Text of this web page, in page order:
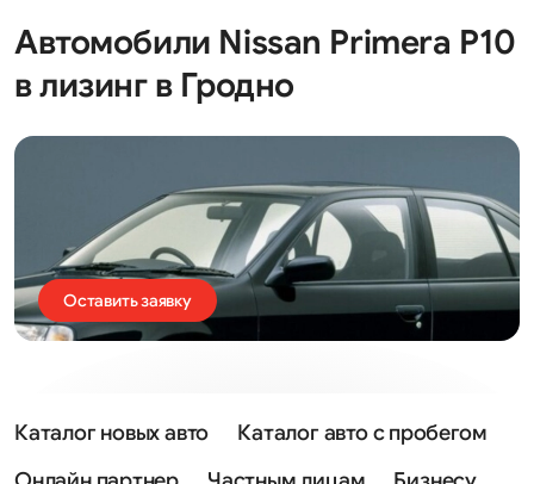
Автомобили Nissan Primera P10
в лизинг в Гродно
Оставить заявку
Каталог новых авто
Каталог авто с пробегом